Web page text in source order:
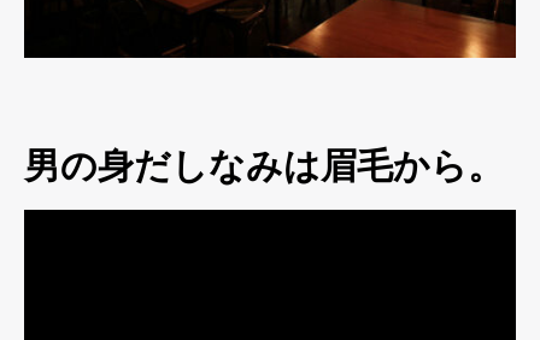
男の身だしなみは眉毛から。